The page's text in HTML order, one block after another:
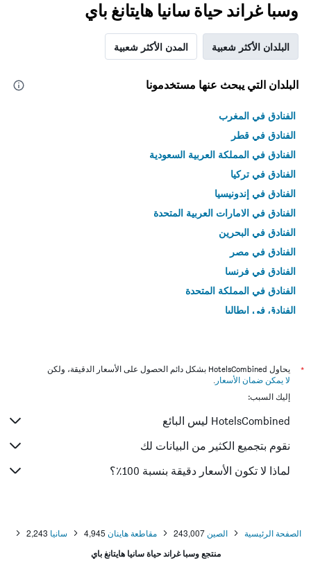
وسبا غراند حياة سانيا هايتانغ باي
البلدان الأكثر شعبية المدن الأكثر شعبية
البلدان التي يبحث عنها مستخدمونا
الفنادق في المغرب
الفنادق في قطر
الفنادق في المملكة العربية السعودية
الفنادق في تركيا
الفنادق في إندونيسيا
الفنادق في الامارات العربية المتحدة
الفنادق في البحرين
الفنادق في مصر
الفنادق في فرنسا
الفنادق في المملكة المتحدة
الفنادق في إيطاليا
*
يحاول HotelsCombined بشكل دائم الحصول على الأسعار الدقيقة، ولكن
لا يمكن ضمان الأسعار .
إليك السبب:
HotelsCombined ليس البائع
نقوم بتجميع الكثير من البيانات لك
لماذا لا تكون الأسعار دقيقة بنسبة 100٪؟
الصفحة الرئيسية الصين 243,007 مقاطعة هاينان 4,945 سانيا 2,243
منتجع وسبا غراند حياة سانيا هايتانغ باي